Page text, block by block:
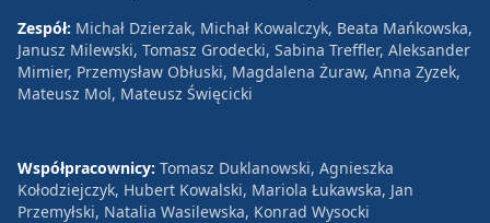
Zespół: Michał Dzierżak, Michał Kowalczyk, Beata Mańkowska,
Janusz Milewski, Tomasz Grodecki, Sabina Treffler, Aleksander
Mimier, Przemysław Obłuski, Magdalena Żuraw, Anna Zyzek,
Mateusz Mol, Mateusz Święcicki
Współpracownicy: Tomasz Duklanowski, Agnieszka
Kołodziejczyk, Hubert Kowalski, Mariola Łukawska, Jan
Przemyłski, Natalia Wasilewska, Konrad Wysocki